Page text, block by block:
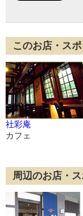
このお店・ス
社彩庵
カフェ
周辺のお店・ス